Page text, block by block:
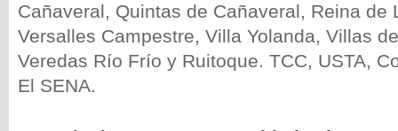
Cañaveral, Quintas de Cañaveral, Reina de
Versalles Campestre, Villa Yolanda, Villas
Veredas Río Frío y Ruitoque. TCC, USTA,
El SENA.